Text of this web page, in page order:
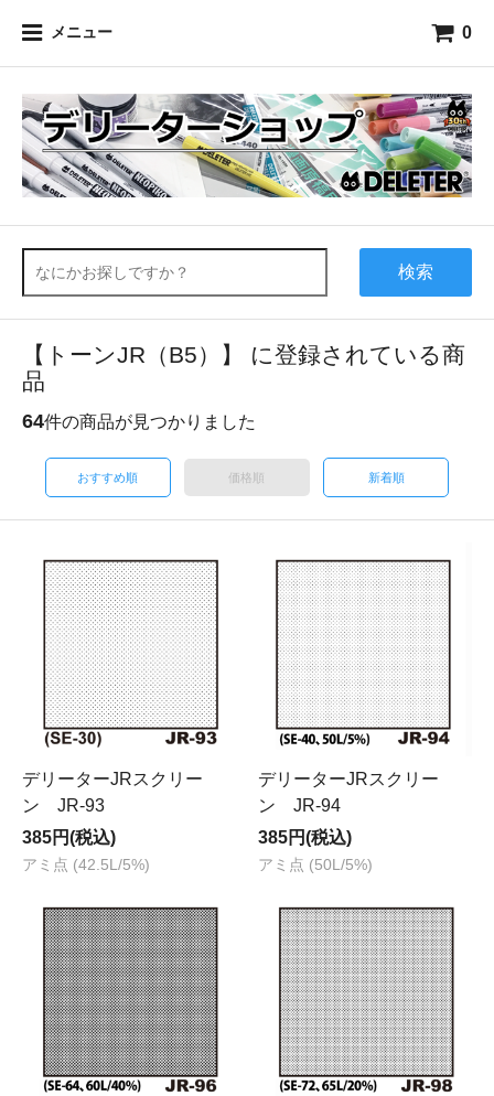
メニュー 0
検索
【トーンJR（B5）】 に登録されている商
品
64件の商品が見つかりました
おすすめ順 価格順 新着順
デリーターJRスクリー
ン JR-93
385円(税込)
アミ点 (42.5L/5%)
デリーターJRスクリー
ン JR-94
385円(税込)
アミ点 (50L/5%)